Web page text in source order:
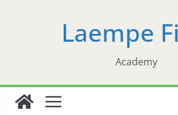
Laempe
Academy